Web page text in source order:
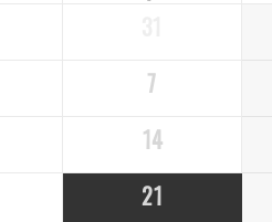
7
14
21